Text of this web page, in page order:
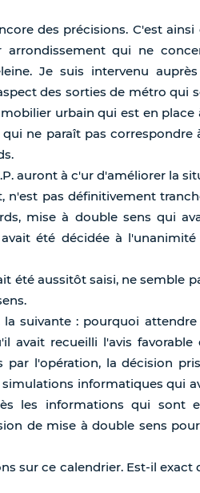
des précisions. C'est ainsi
qui ne
Je suis intervenu
des sorties de métro qui
urbain qui est en place
ne paraît pas correspondre
auront à c'ur d'améliorer la
n'est pas définitivement
mise à double sens qui
été décidée à
été aussitôt saisi, ne semble
suivante : pourquoi
avait recueilli l'avis favorable
par l'opération, la décision
informatiques qui
les informations qui sont
de mise à double sens
sur ce calendrier. Est-il exact